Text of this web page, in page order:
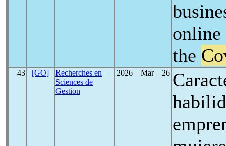
online
the
43 [GO]
Recherches en
Sciences de
Gestion
2026―Mar―26